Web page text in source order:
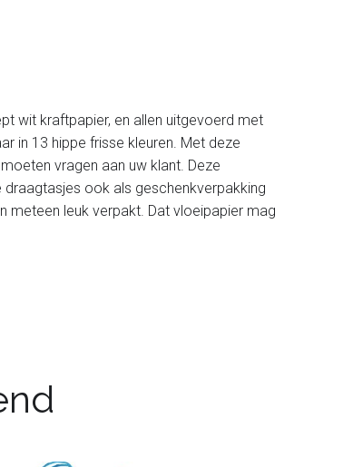
wit kraftpapier, en allen uitgevoerd met
in 13 hippe frisse kleuren. Met deze
vragen aan uw klant. Deze
ook als geschenkverpakking
meteen leuk verpakt. Dat vloeipapier mag